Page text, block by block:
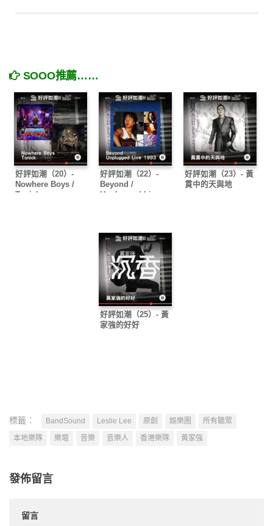
SOOO推薦……
好評如潮（20）-
Nowhere Boys /
Tonick
好評如潮（22）-
Beyond /
Unplugged Live
好評如潮（23）- 黃
貫中的天與地
好評如潮（25）- 黃
家強的好好
標籤： BandSound Leslie Lee 原創 娛樂圈
所有聽眾
本地樂隊
樂壇 音樂 音樂人 香港樂隊 黃家強
發佈留言
留言